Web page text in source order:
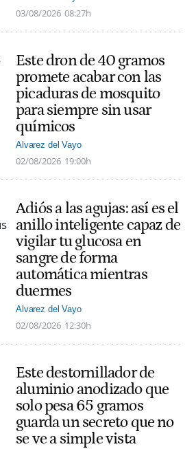
03/08/2026 08:27h
Este dron de 40 gramos
promete acabar con las
picaduras de mosquito
para siempre sin usar
químicos
Alvarez del Vayo
02/08/2026 19:00h
Adiós a las agujas: así es el
anillo inteligente capaz de
vigilar tu glucosa en
sangre de forma
automática mientras
duermes
Alvarez del Vayo
02/08/2026 12:30h
Este destornillador de
aluminio anodizado que
solo pesa 65 gramos
guarda un secreto que no
se ve a simple vista